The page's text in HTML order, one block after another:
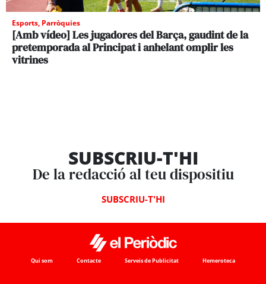
Esports, Parròquies
[Amb vídeo] Les jugadores del Barça, gaudint de la
pretemporada al Principat i anhelant omplir les
vitrines
SUBSCRIU-T'HI
De la redacció al teu dispositiu
SUBSCRIU-T'HI
Qui som Contacte Serveis de Publicitat Hemeroteca